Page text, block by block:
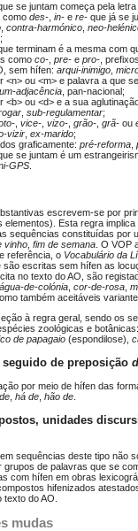
se juntam começa pela
como des- in- e re- que já se
contra-harmónico neo-
terminam é a mesma com
como co- pre- e pro- ,
sem hífen: arqui-inimigo
<n> ou <m> e palavra a que
adjacência , pan-nacional;
<b> ou <d> e a sua
sub-regulamentar;
vice- vizo- grão- grã- ou
vizir ex-marido;
graficamente: pré-reforma
se juntam é um
GPS
escrevem-se por
elementos). Esta regra
sequências constituídas por
vinho fim de semana . O
referência, o Vocabulário da
são escritas sem hífen as
no texto do AO, são
água-de-colónia cor-de-rosa
também aceitáveis
à regra geral, sendo os
zoológicas e
de papagaio (espondilose),
seguido de preposição
por meio de hífen das
há de hão de
unidades
sequências deste tipo não
grupos de palavras que se
com hífen em obras
hifenizados
texto do AO.
mudas